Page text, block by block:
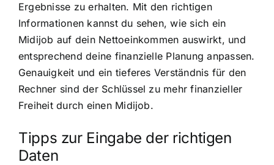
Ergebnisse zu erhalten. Mit den richtigen
Informationen kannst du sehen, wie sich ein
Midijob auf dein Nettoeinkommen auswirkt, und
entsprechend deine finanzielle Planung anpassen.
Genauigkeit und ein tieferes Verständnis für den
Rechner sind der Schlüssel zu mehr finanzieller
Freiheit durch einen Midijob.
Tipps zur Eingabe der richtigen
Daten